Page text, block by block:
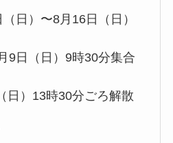
日）〜8月16日（日）
9日（日）9時30分集合
日）13時30分ごろ解散